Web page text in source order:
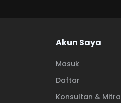
Akun Saya
Masuk
Daftar
Konsultan & Mitra